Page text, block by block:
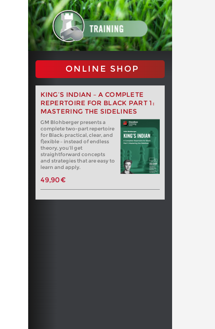
ONLINE SHOP
KING’S INDIAN – A COMPLETE
REPERTOIRE FOR BLACK PART 1:
MASTERING THE SIDELINES
GM Blohberger presents a
complete two-part repertoire
for Black: practical, clear, and
flexible – instead of endless
theory, you’ll get
straightforward concepts
and strategies that are easy to
learn and apply.
49,90 €